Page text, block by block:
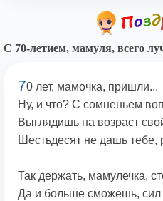
С 70-летием, мамуля, всего
70 лет, мамочка, пришли...
Ну, и что? С сомненьем
Выглядишь на возраст
Шестьдесят не дашь тебе,
Так держать, мамулечка,
Да и больше сможешь,